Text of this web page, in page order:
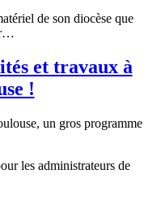
de son diocèse que
et travaux à
!
un gros programme
les administrateurs de